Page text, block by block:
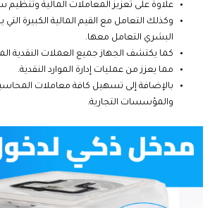
علاوة على تعزيز المعاملات المالية
وكذلك التعامل مع القيم المالية الكبيرة
البشري التعامل معها.
كما يكتشف الجهاز جميع العملات النقدية
مما يعزز من عمليات إدارة الموارد النقدية.
بالإضافة إلى تسهيل كافة معاملات
والمؤسسات التجارية.